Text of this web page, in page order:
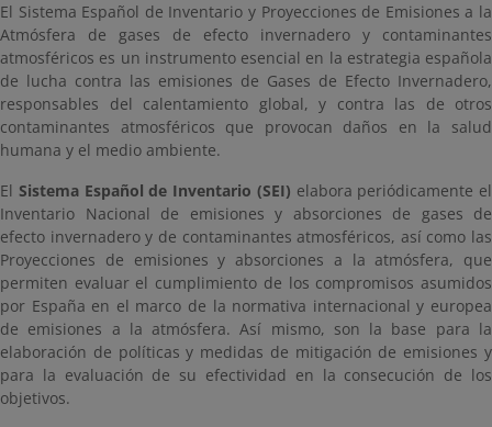
El Sistema Español de Inventario y Proyecciones de Emisiones a la
Atmósfera de gases de efecto invernadero y contaminantes
atmosféricos es un instrumento esencial en la estrategia española
de lucha contra las emisiones de Gases de Efecto Invernadero,
responsables del calentamiento global, y contra las de otros
contaminantes atmosféricos que provocan daños en la salud
humana y el medio ambiente.
El Sistema Español de Inventario (SEI) elabora periódicamente el
Inventario Nacional de emisiones y absorciones de gases de
efecto invernadero y de contaminantes atmosféricos, así como las
Proyecciones de emisiones y absorciones a la atmósfera, que
permiten evaluar el cumplimiento de los compromisos asumidos
por España en el marco de la normativa internacional y europea
de emisiones a la atmósfera. Así mismo, son la base para la
elaboración de políticas y medidas de mitigación de emisiones y
para la evaluación de su efectividad en la consecución de los
objetivos.